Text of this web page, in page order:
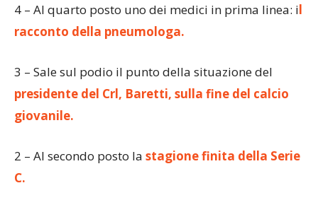
4 – Al quarto posto uno dei medici in prima linea: il
racconto della pneumologa.
3 – Sale sul podio il punto della situazione del
presidente del Crl, Baretti, sulla fine del calcio
giovanile.
2 – Al secondo posto la stagione finita della Serie
C.